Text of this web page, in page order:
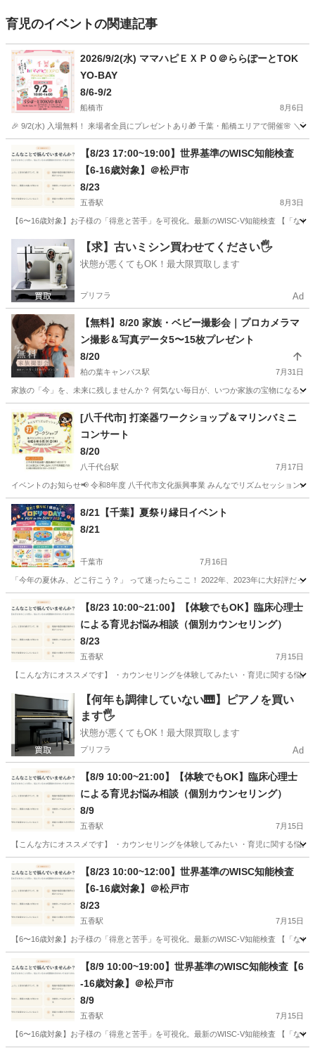
育児のイベントの関連記事
2026/9/2(水) ママハピＥＸＰＯ＠ららぽーとTOK
YO-BAY
8/6-9/2
船橋市 8月6日
🎉 9/2(水) 入場無料！ 来場者全員にプレゼントあり🎁 千葉・船橋エリアで開
船橋市
【8/23 17:00~19:00】世界基準のWISC知能検査
【6-16歳対象】＠松戸市
8/23
五香駅 8月3日
【6〜16歳対象】お子様の「得意と苦手」を可視化。最新のWISC-V知能検査 【「な
千葉 松戸市 五香駅 育児 対象
【求】古いミシン買わせてください🖐️
状態が悪くてもOK！最大限買取します
プリフラ Ad
【無料】8/20 家族・ベビー撮影会｜プロカメラマ
ン撮影＆写真データ5〜15枚プレゼント
8/20
柏の葉キャンパス駅 7月31日
家族の「今」を、未来に残しませんか？ 何気ない毎日が、いつか家族の宝物になる
千葉 柏市 柏の葉キャンパス駅 育児 カメラマン
[八千代市] 打楽器ワークショップ＆マリンバミニ
コンサート
8/20
八千代台駅 7月17日
イベントのお知らせ📢 令和8年度 八千代市文化振興事業 みんなでリズムセッショ
千葉 八千代市 八千代台駅 育児 打楽器
8/21【千葉】夏祭り縁日イベント
8/21
千葉市 7月16日
「今年の夏休み、どこ行こう？」 って迷ったらここ！ 2022年、2023年に大好評だ
千葉市
【8/23 10:00~21:00】【体験でもOK】臨床心理士
による育児お悩み相談（個別カウンセリング）
8/23
五香駅 7月15日
【こんな方にオススメです】 ・カウンセリングを体験してみたい ・育児に関する悩
千葉 松戸市 五香駅 育児 オンライン
【何年も調律していない🎹】ピアノを買い
ます🖐️
状態が悪くてもOK！最大限買取します
プリフラ Ad
【8/9 10:00~21:00】【体験でもOK】臨床心理士
による育児お悩み相談（個別カウンセリング）
8/9
五香駅 7月15日
【こんな方にオススメです】 ・カウンセリングを体験してみたい ・育児に関する悩
松戸市
【8/23 10:00~12:00】世界基準のWISC知能検査
【6-16歳対象】＠松戸市
8/23
五香駅 7月15日
【6〜16歳対象】お子様の「得意と苦手」を可視化。最新のWISC-V知能検査 【「な
松戸市
【8/9 10:00~19:00】世界基準のWISC知能検査【6
-16歳対象】＠松戸市
8/9
五香駅 7月15日
【6〜16歳対象】お子様の「得意と苦手」を可視化。最新のWISC-V知能検査 【「な